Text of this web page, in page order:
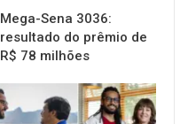
Mega-Sena 3036:
resultado do prêmio de
R$ 78 milhões
NOTÍCIAS